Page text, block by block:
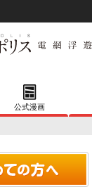
公式漫画